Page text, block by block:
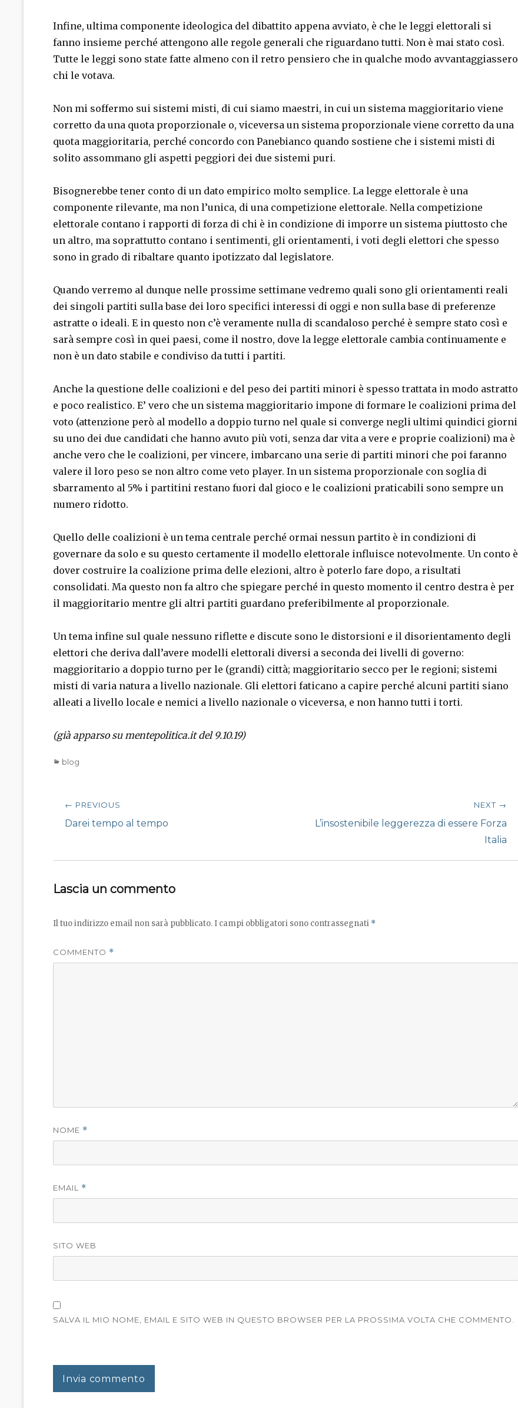
Infine, ultima componente ideologica del dibattito appena avviato, è che le leggi elettorali si
fanno insieme perché attengono alle regole generali che riguardano tutti. Non è mai stato così.
Tutte le leggi sono state fatte almeno con il retro pensiero che in qualche modo avvantaggiassero
chi le votava.
Non mi soffermo sui sistemi misti, di cui siamo maestri, in cui un sistema maggioritario viene
corretto da una quota proporzionale o, viceversa un sistema proporzionale viene corretto da una
quota maggioritaria, perché concordo con Panebianco quando sostiene che i sistemi misti di
solito assommano gli aspetti peggiori dei due sistemi puri.
Bisognerebbe tener conto di un dato empirico molto semplice. La legge elettorale è una
componente rilevante, ma non l’unica, di una competizione elettorale. Nella competizione
elettorale contano i rapporti di forza di chi è in condizione di imporre un sistema piuttosto che
un altro, ma soprattutto contano i sentimenti, gli orientamenti, i voti degli elettori che spesso
sono in grado di ribaltare quanto ipotizzato dal legislatore.
Quando verremo al dunque nelle prossime settimane vedremo quali sono gli orientamenti reali
dei singoli partiti sulla base dei loro specifici interessi di oggi e non sulla base di preferenze
astratte o ideali. E in questo non c’è veramente nulla di scandaloso perché è sempre stato così e
sarà sempre così in quei paesi, come il nostro, dove la legge elettorale cambia continuamente e
non è un dato stabile e condiviso da tutti i partiti.
Anche la questione delle coalizioni e del peso dei partiti minori è spesso trattata in modo astratto
e poco realistico. E’ vero che un sistema maggioritario impone di formare le coalizioni prima del
voto (attenzione però al modello a doppio turno nel quale si converge negli ultimi quindici giorni
su uno dei due candidati che hanno avuto più voti, senza dar vita a vere e proprie coalizioni) ma è
anche vero che le coalizioni, per vincere, imbarcano una serie di partiti minori che poi faranno
valere il loro peso se non altro come veto player. In un sistema proporzionale con soglia di
sbarramento al 5% i partitini restano fuori dal gioco e le coalizioni praticabili sono sempre un
numero ridotto.
Quello delle coalizioni è un tema centrale perché ormai nessun partito è in condizioni di
governare da solo e su questo certamente il modello elettorale influisce notevolmente. Un conto è
dover costruire la coalizione prima delle elezioni, altro è poterlo fare dopo, a risultati
consolidati. Ma questo non fa altro che spiegare perché in questo momento il centro destra è per
il maggioritario mentre gli altri partiti guardano preferibilmente al proporzionale.
Un tema infine sul quale nessuno riflette e discute sono le distorsioni e il disorientamento degli
elettori che deriva dall’avere modelli elettorali diversi a seconda dei livelli di governo:
maggioritario a doppio turno per le (grandi) città; maggioritario secco per le regioni; sistemi
misti di varia natura a livello nazionale. Gli elettori faticano a capire perché alcuni partiti siano
alleati a livello locale e nemici a livello nazionale o viceversa, e non hanno tutti i torti.
(già apparso su mentepolitica.it del 9.10.19)
Categories
blog
Navigazione
articoli
← PREVIOUS
Previous
Darei tempo al tempo
NEXT →
NextL’insostenibile leggerezza di essere Forza
Italia
Lascia un commento
Il tuo indirizzo email non sarà pubblicato. I campi obbligatori sono contrassegnati *
COMMENTO *
NOME *
EMAIL *
SITO WEB
SALVA IL MIO NOME, EMAIL E SITO WEB IN QUESTO BROWSER PER LA PROSSIMA VOLTA CHE COMMENTO.